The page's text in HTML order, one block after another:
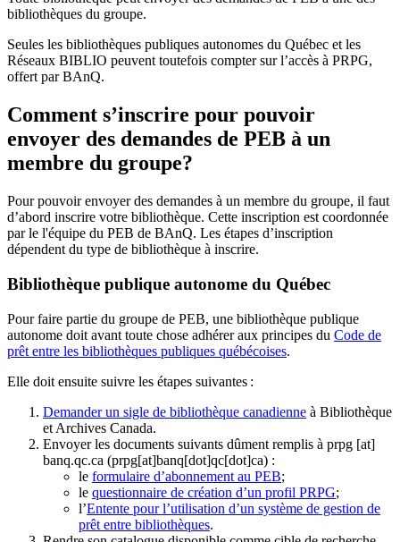
bibliothèques du groupe.
Seules les bibliothèques publiques autonomes du Québec et les
Réseaux BIBLIO peuvent toutefois compter sur l’accès à PRPG,
offert par BAnQ.
Comment s’inscrire pour pouvoir
envoyer des demandes de PEB à un
membre du groupe?
Pour pouvoir envoyer des demandes à un membre du groupe, il faut
d’abord inscrire votre bibliothèque. Cette inscription est coordonnée
par le l'équipe du PEB de BAnQ. Les étapes d’inscription
dépendent du type de bibliothèque à inscrire.
Bibliothèque publique autonome du Québec
Pour faire partie du groupe de PEB, une bibliothèque publique
autonome doit avant toute chose adhérer aux principes du Code de
prêt entre les bibliothèques publiques québécoises.
Elle doit ensuite suivre les étapes suivantes :
Demander un sigle de bibliothèque canadienne à Bibliothèque
et Archives Canada.
Envoyer les documents suivants dûment remplis à prpg [at]
banq.qc.ca (prpg[at]banq[dot]qc[dot]ca) :
le formulaire d’abonnement au PEB;
le questionnaire de création d’un profil PRPG;
l’Entente pour l’utilisation d’un système de gestion de
prêt entre bibliothèques.